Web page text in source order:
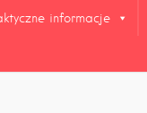
informacje